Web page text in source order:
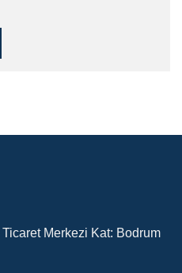
Merkezi Kat: Bodrum